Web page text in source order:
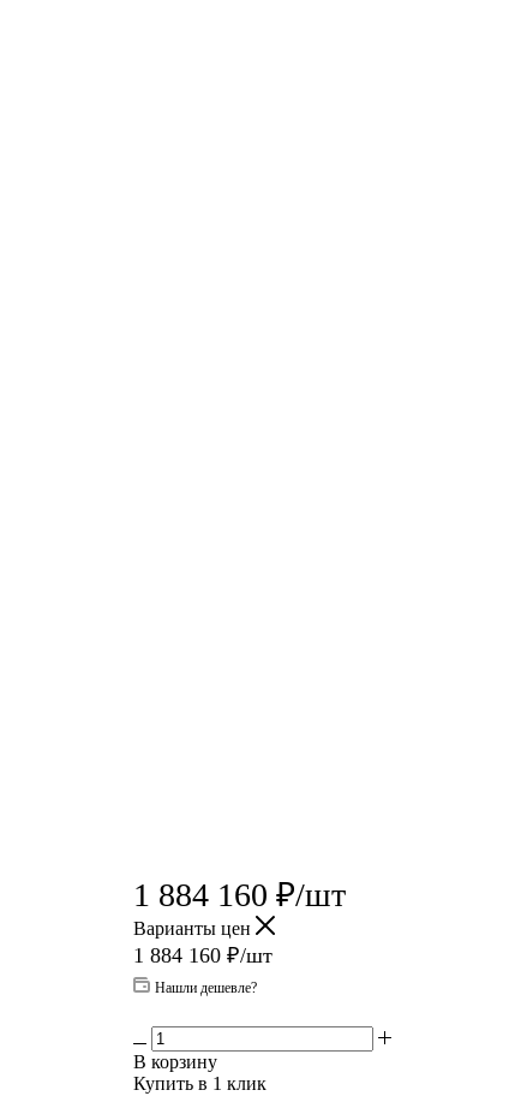
1 884 160 ₽/шт
Варианты цен
1 884 160 ₽/шт
Нашли дешевле?
В корзину
Купить в 1 клик